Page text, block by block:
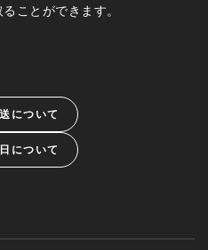
ことができます。
について
について